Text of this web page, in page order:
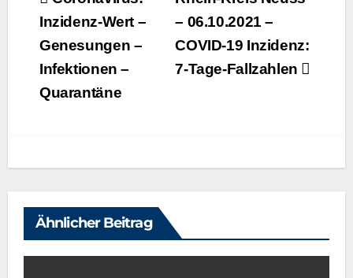
– 06.10.2021 –
COVID-19 Inzidenz:
7‑Tage-Fallzahlen
Inzidenz-Wert –
Genesungen –
Infektionen –
Quarantäne
Ähnlicher Beitrag